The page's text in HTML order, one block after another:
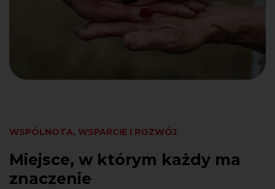
WSPÓLNOTA, WSPARCIE I ROZWÓJ
Miejsce, w którym każdy ma
znaczenie